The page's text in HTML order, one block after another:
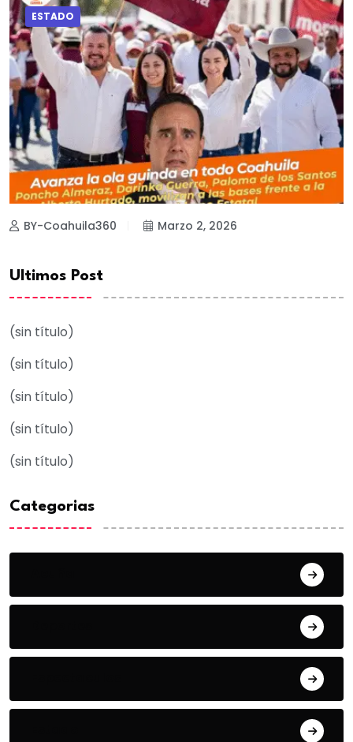
ESTADO
BY-Coahuila360 Marzo 2, 2026
Ultimos Post
(sin título)
(sin título)
(sin título)
(sin título)
(sin título)
Categorias